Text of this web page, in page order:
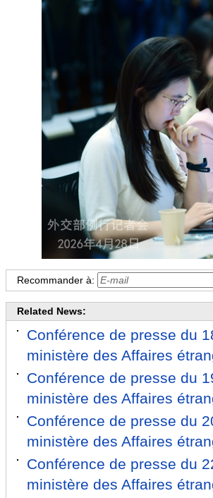
Recommander à:
Related News:
Conférence de presse du
ministère des Affaires
Conférence de presse du
ministère des Affaires
Conférence de presse du
ministère des Affaires
Conférence de presse du
ministère des Affaires